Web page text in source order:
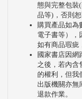
態與完整包裝
品等)，否則恕
購買產品如為
電子書等），
如有商品瑕疵
國家書店因網
之後，若內含
的權利，但我
出版機關亦無
退款作業。